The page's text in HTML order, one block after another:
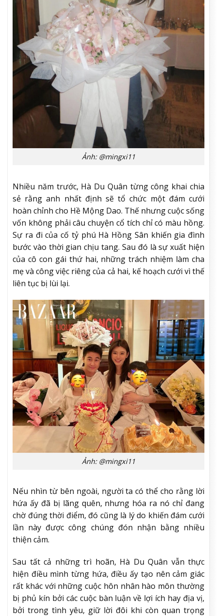
Ảnh: @mingxi11
Nhiều năm trước, Hà Du Quân từng công khai chia
sẻ rằng anh nhất định sẽ tổ chức một đám cưới
hoàn chỉnh cho Hề Mộng Dao. Thế nhưng cuộc sống
vốn không phải câu chuyện cổ tích chỉ có màu hồng.
Sự ra đi của cố tỷ phú Hà Hồng Sân khiến gia đình
bước vào thời gian chịu tang. Sau đó là sự xuất hiện
của cô con gái thứ hai, những trách nhiệm làm cha
mẹ và công việc riêng của cả hai, kế hoạch cưới vì thế
liên tục bị lùi lại.
Ảnh: @mingxi11
Nếu nhìn từ bên ngoài, người ta có thể cho rằng lời
hứa ấy đã bị lãng quên, nhưng hóa ra nó chỉ đang
chờ đúng thời điểm, đó cũng là lý do khiến đám cưới
lần này được công chúng đón nhận bằng nhiều
thiện cảm.
Sau tất cả những trì hoãn, Hà Du Quân vẫn thực
hiện điều mình từng hứa, điều ấy tạo nên cảm giác
rất khác với những cuộc hôn nhân hào môn thường
bị phủ kín bởi các cuộc bàn luận về lợi ích hay địa vị,
bởi trong tình yêu, giữ lời đôi khi còn quan trọng